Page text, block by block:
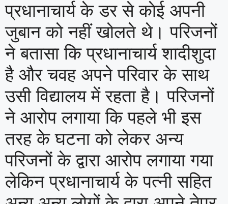
प्रधानाचार्य के डर से काेई अपनी
जुबान को नहीं खोलते थे। परिजनों
ने बतासा कि प्रधानाचार्य शादीशुदा
है और चवह अपने परिवार के साथ
उसी विद्यालय में रहता है। परिजनों
ने आरोप लगाया कि पहले भी इस
तरह के घटना को लेकर अन्य
परिजनों के द्वारा आरोप लगाया गया
लेकिन प्रधानाचार्य के पत्नी सहित